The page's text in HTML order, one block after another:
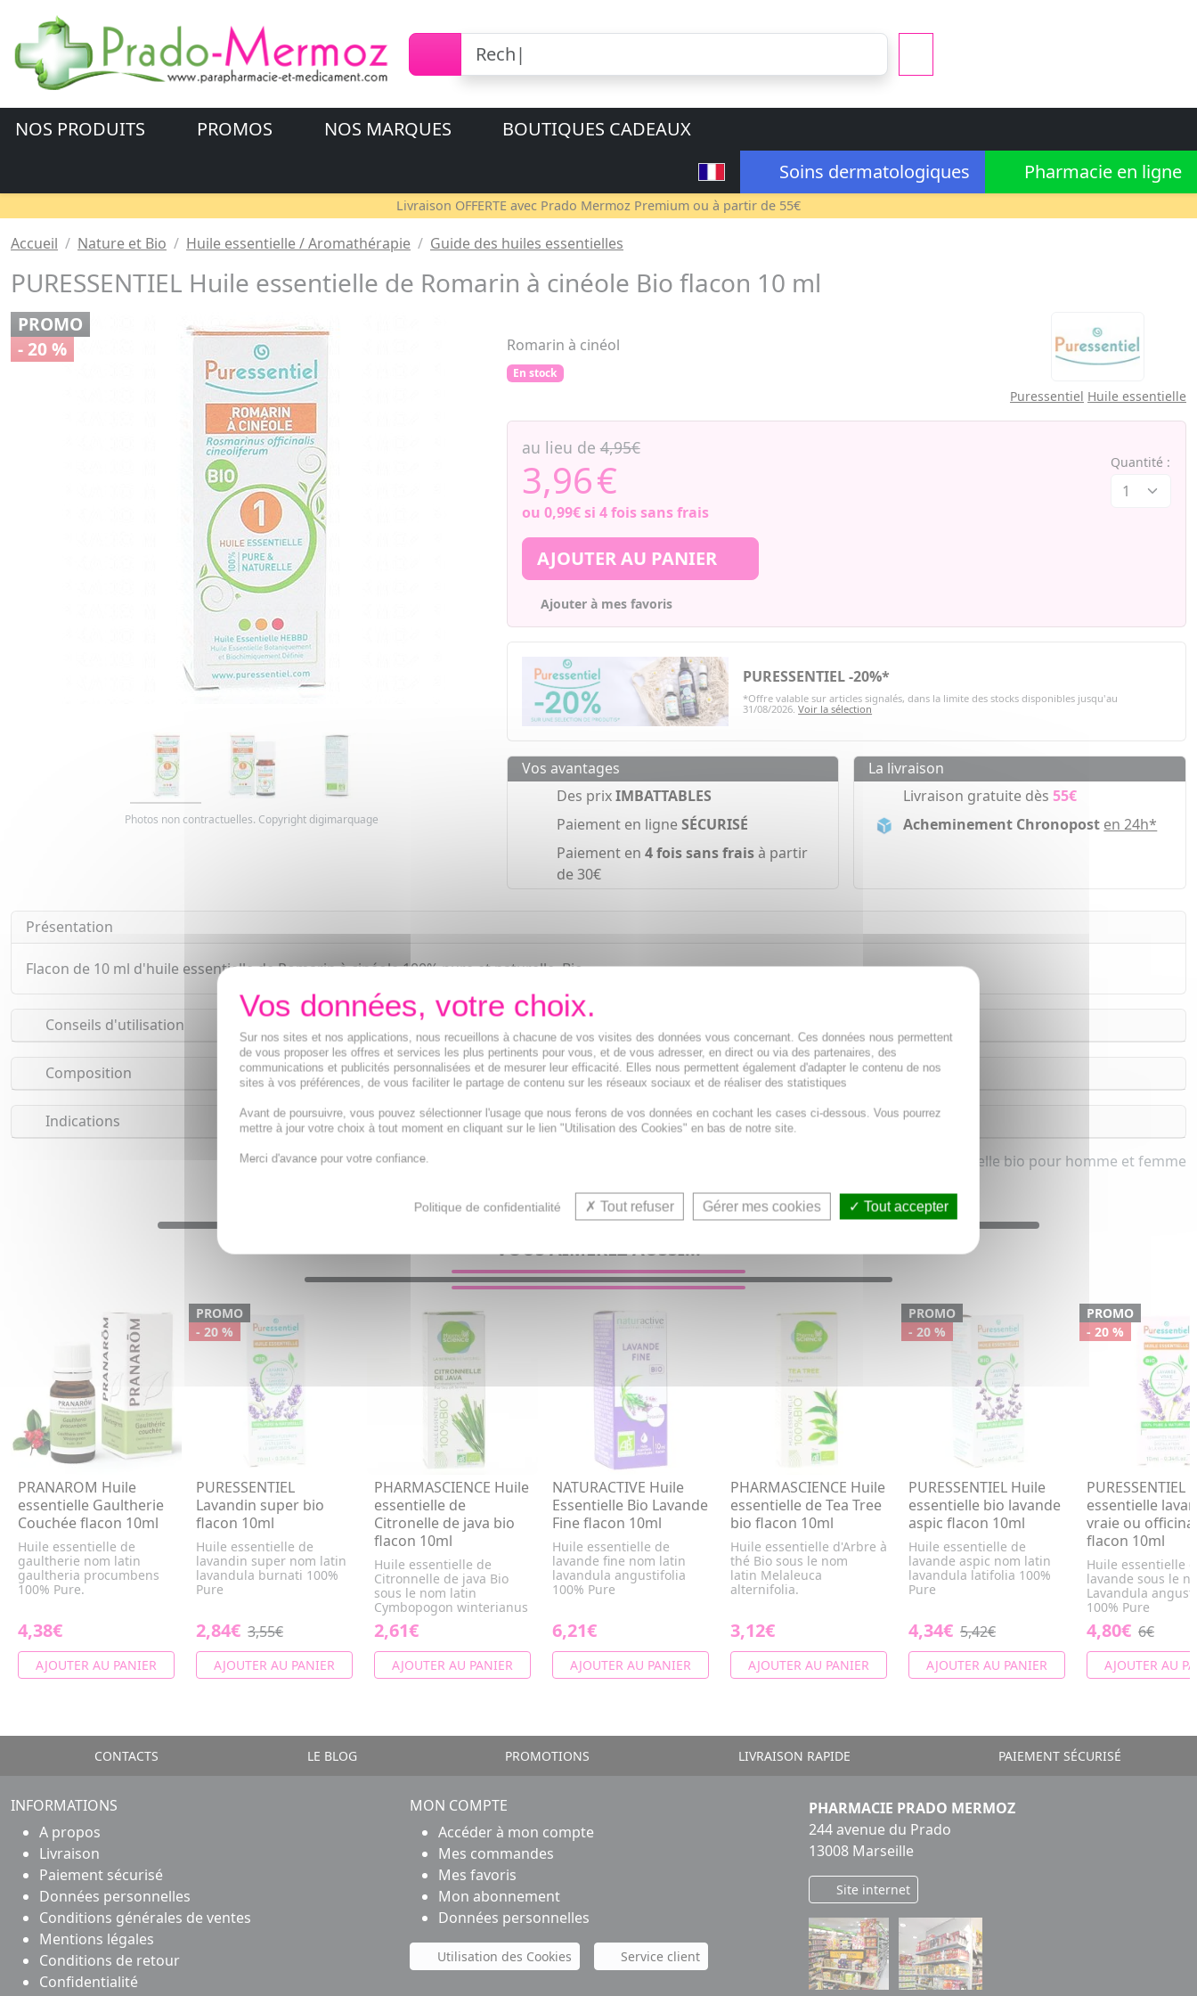
NOS PRODUITS PROMOS NOS MARQUES
BOUTIQUES CADEAUX
Soins dermatologiques
Pharmacie en ligne
Livraison OFFERTE avec Prado Mermoz Premium ou à partir de 55€
Accueil Nature et Bio Huile essentielle / Aromathérapie Guide des huiles essentielles
PURESSENTIEL Huile essentielle de Romarin à cinéole Bio flacon 10 ml
PROMO
- 20 %
Photos non contractuelles. Copyright digimarquage
Romarin à cinéol
En stock
Puressentiel Huile essentielle
au lieu de4,95€
3,96€
ou 0,99€si 4 fois sans frais
Quantité :
AJOUTER AU PANIER
Ajouter à mes favoris
PURESSENTIEL -20%*
*Offre valable sur articles signalés, dans la limite des stocks disponibles jusqu'au
31/08/2026.Voir la sélection
Vos avantages
Des prixIMBATTABLES
Paiement en ligneSÉCURISÉ
Paiement en 4 fois sans fraisà partir
de 30€
La livraison
Livraison gratuite dès55€
Acheminement Chronopost en 24h*
Présentation
Flacon de 10 ml d'huile essentielle de Romarin à cinéole 100% pure et naturelle. Bio.
Conseils d'utilisation
Composition
Indications
Huile essentielle bio pour homme et femme
VOUS AIMEREZ AUSSI...
PRANAROM Huile
essentielle Gaultherie
Couchée flacon 10ml
Huile essentielle de
gaultherie nom latin
gaultheria procumbens
100% Pure.
4,38€
AJOUTER AU PANIER
PROMO
- 20 %
PURESSENTIEL
Lavandin super bio
flacon 10ml
Huile essentielle de
lavandin super nom latin
lavandula burnati 100%
Pure
2,84€ 3,55€
AJOUTER AU PANIER
PHARMASCIENCE Huile
essentielle de
Citronelle de java bio
flacon 10ml
Huile essentielle de
Citronnelle de java Bio
sous le nom latin
Cymbopogon winterianus
2,61€
AJOUTER AU PANIER
NATURACTIVE Huile
Essentielle Bio Lavande
Fine flacon 10ml
Huile essentielle de
lavande fine nom latin
lavandula angustifolia
100% Pure
6,21€
AJOUTER AU PANIER
PHARMASCIENCE Huile
essentielle de Tea Tree
bio flacon 10ml
Huile essentielle d'Arbre à
thé Bio sous le nom
latin Melaleuca
alternifolia.
3,12€
AJOUTER AU PANIER
PROMO
- 20 %
PURESSENTIEL Huile
essentielle bio lavande
aspic flacon 10ml
Huile essentielle de
lavande aspic nom latin
lavandula latifolia 100%
Pure
4,34€ 5,42€
AJOUTER AU PANIER
PROMO
- 20 %
PURESSENTIEL
essentielle
vraie ou
flacon 10ml
Huile essentielle
lavande sous le
Lavandula
100% Pure
4,80€ 6€
AJOUTER AU
CONTACTS LE BLOG PROMOTIONS LIVRAISON RAPIDE PAIEMENT SÉCURISÉ
INFORMATIONS
A propos
Livraison
Paiement sécurisé
Données personnelles
Conditions générales de ventes
Mentions légales
Conditions de retour
Confidentialité
MON COMPTE
Accéder à mon compte
Mes commandes
Mes favoris
Mon abonnement
Données personnelles
Utilisation des Cookies Service client
PHARMACIE PRADO MERMOZ
244 avenue du Prado
13008 Marseille
Site internet
Sur nos sites et nos applications, nous recueillons à chacune de vos visites des données vous concernant. Ces données nous permettent
de vous proposer les offres et services les plus pertinents pour vous, et de vous adresser, en direct ou via des partenaires, des
communications et publicités personnalisées et de mesurer leur efficacité. Elles nous permettent également d'adapter le contenu de nos
sites à vos préférences, de vous faciliter le partage de contenu sur les réseaux sociaux et de réaliser des statistiques
Avant de poursuivre, vous pouvez sélectionner l'usage que nous ferons de vos données en cochant les cases ci-dessous. Vous pourrez
mettre à jour votre choix à tout moment en cliquant sur le lien "Utilisation des Cookies" en bas de notre site.
Merci d'avance pour votre confiance.
Politique de confidentialité Tout refuser Gérer mes cookies Tout accepter